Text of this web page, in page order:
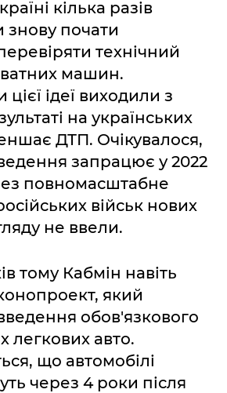
кілька разів
почати
технічний
машин.
ідеї виходили з
на українських
ДТП. Очікувалося,
запрацює у 2022
повномасштабне
військ нових
не ввели.
тому Кабмін навіть
який
обов'язкового
легкових авто.
що автомобілі
через 4 роки після